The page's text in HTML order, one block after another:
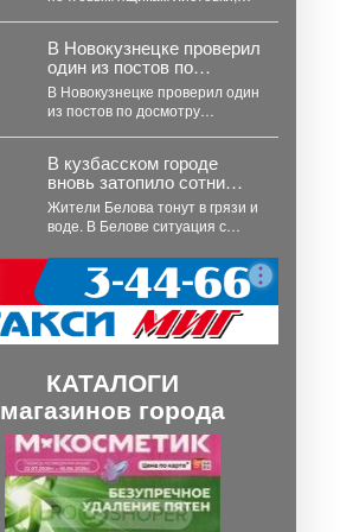
«жилищными
проверками»
жителям и требуют...
В Новокузнецке проверил
один из постов по
досмотру большегрузов.
В Новокузнецке проверил один
из постов по досмотру
проверяют...
В кузбасском городе
вновь затопило сотни
домов
Жители Белова тонут в грязи и
воде. В Белове ситуация с
сектора...
КАТАЛОГИ
магазинов города